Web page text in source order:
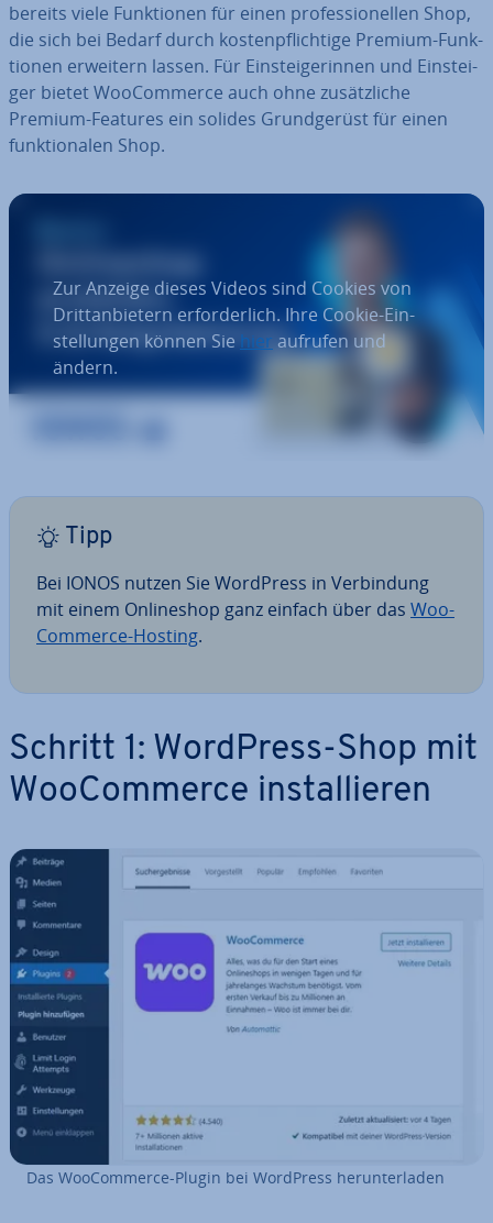
bereits viele Funk­tio­nen für einen pro­fes­sio­nel­len Shop,
die sich bei Bedarf durch kos­ten­pflich­ti­ge Premium-Funk­
tio­nen erweitern lassen. Für Ein­stei­ge­rin­nen und Ein­stei­
ger bietet Woo­Com­mer­ce auch ohne zu­sätz­li­che
Premium-Features ein solides Grund­ge­rüst für einen
funk­tio­na­len Shop.
Zur Anzeige dieses Videos sind Cookies von
Dritt­an­bie­tern er­for­der­lich. Ihre Cookie-Ein­
stel­lun­gen können Sie hier aufrufen und
ändern.
Tipp
Bei IONOS nutzen Sie WordPress in Ver­bin­dung
mit einem On­line­shop ganz einfach über das Woo­
Com­mer­ce-Hosting.
Schritt 1: WordPress-Shop mit
Woo­Com­mer­ce in­stal­lie­ren
Das Woo­Com­mer­ce-Plugin bei WordPress her­un­ter­la­den